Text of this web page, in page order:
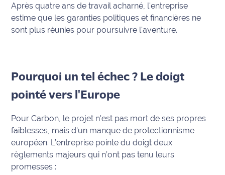
International
2026
L'invité(e)
de la
rédaction
Après quatre ans de travail acharné, l'entreprise
estime que les garanties politiques et financières ne
sont plus réunies pour poursuivre l'aventure.
Pourquoi un tel échec ? Le doigt
pointé vers l'Europe
Pour Carbon, le projet n'est pas mort de ses propres
faiblesses, mais d'un manque de protectionnisme
européen. L’entreprise pointe du doigt deux
règlements majeurs qui n’ont pas tenu leurs
promesses :